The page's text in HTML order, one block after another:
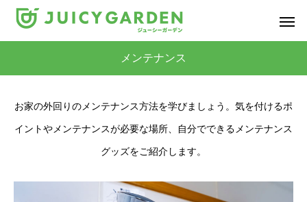
メンテナンス
お家の外回りのメンテナンス方法を学びましょう。気を付けるポ
イントやメンテナンスが必要な場所、自分でできるメンテナンス
グッズをご紹介します。